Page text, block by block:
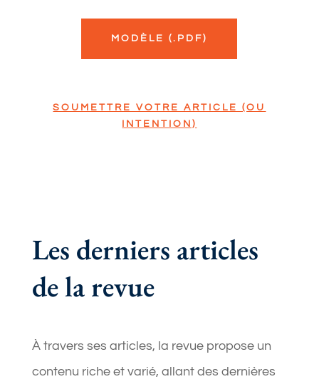
MODÈLE (.PDF)
SOUMETTRE VOTRE ARTICLE (OU
INTENTION)
Les derniers articles
de la revue
À travers ses articles, la revue propose un
contenu riche et varié, allant des dernières